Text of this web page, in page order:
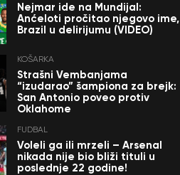
Nejmar ide na Mundijal:
Anćeloti pročitao njegovo ime,
Brazil u delirijumu (VIDEO)
KOŠARKA
Strašni Vembanjama
“izudarao” šampiona za brejk:
San Antonio poveo protiv
Oklahome
FUDBAL
Voleli ga ili mrzeli – Arsenal
nikada nije bio bliži tituli u
poslednje 22 godine!